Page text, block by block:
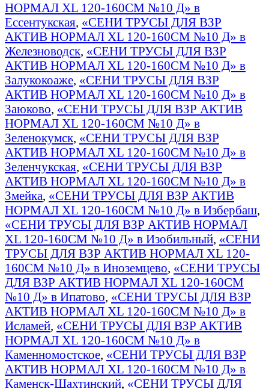
НОРМАЛ XL 120-160СМ №10 Д» в
Ессентукская, «СЕНИ ТРУСЫ ДЛЯ ВЗР
АКТИВ НОРМАЛ XL 120-160СМ №10 Д» в
Железноводск, «СЕНИ ТРУСЫ ДЛЯ ВЗР
АКТИВ НОРМАЛ XL 120-160СМ №10 Д» в
Залукокоаже, «СЕНИ ТРУСЫ ДЛЯ ВЗР
АКТИВ НОРМАЛ XL 120-160СМ №10 Д» в
Заюково, «СЕНИ ТРУСЫ ДЛЯ ВЗР АКТИВ
НОРМАЛ XL 120-160СМ №10 Д» в
Зеленокумск, «СЕНИ ТРУСЫ ДЛЯ ВЗР
АКТИВ НОРМАЛ XL 120-160СМ №10 Д» в
Зеленчукская, «СЕНИ ТРУСЫ ДЛЯ ВЗР
АКТИВ НОРМАЛ XL 120-160СМ №10 Д» в
Змейка, «СЕНИ ТРУСЫ ДЛЯ ВЗР АКТИВ
НОРМАЛ XL 120-160СМ №10 Д» в Избербаш,
«СЕНИ ТРУСЫ ДЛЯ ВЗР АКТИВ НОРМАЛ
XL 120-160СМ №10 Д» в Изобильный, «СЕНИ
ТРУСЫ ДЛЯ ВЗР АКТИВ НОРМАЛ XL 120-
160СМ №10 Д» в Иноземцево, «СЕНИ ТРУСЫ
ДЛЯ ВЗР АКТИВ НОРМАЛ XL 120-160СМ
№10 Д» в Ипатово, «СЕНИ ТРУСЫ ДЛЯ ВЗР
АКТИВ НОРМАЛ XL 120-160СМ №10 Д» в
Исламей, «СЕНИ ТРУСЫ ДЛЯ ВЗР АКТИВ
НОРМАЛ XL 120-160СМ №10 Д» в
Каменномостское, «СЕНИ ТРУСЫ ДЛЯ ВЗР
АКТИВ НОРМАЛ XL 120-160СМ №10 Д» в
Каменск-Шахтинский, «СЕНИ ТРУСЫ ДЛЯ